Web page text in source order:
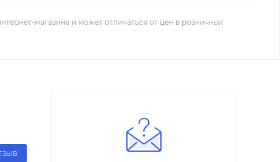
магазина и может отличаться от цен в розничных